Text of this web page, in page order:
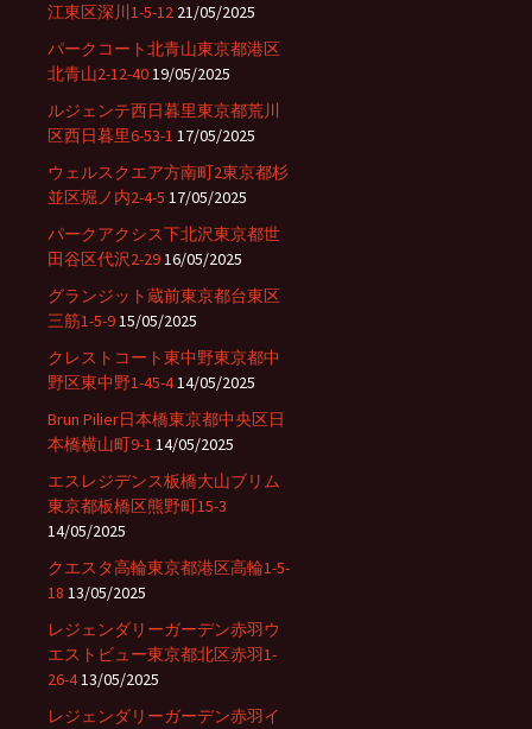
江東区深川1-5-12 21/05/2025
パークコート北青山東京都港区
北青山2-12-4019/05/2025
ルジェンテ西日暮里東京都荒川
区西日暮里6-53-1 17/05/2025
ウェルスクエア方南町2東京都杉
並区堀ノ内2-4-5 17/05/2025
パークアクシス下北沢東京都世
田谷区代沢2-2916/05/2025
グランジット蔵前東京都台東区
三筋1-5-915/05/2025
クレストコート東中野東京都中
野区東中野1-45-414/05/2025
Brun Pilier日本橋東京都中央区日
本橋横山町9-1 14/05/2025
エスレジデンス板橋大山ブリム
東京都板橋区熊野町15-3
14/05/2025
クエスタ高輪東京都港区高輪1-5-
18 13/05/2025
レジェンダリーガーデン赤羽ウ
エストビュー東京都北区赤羽1-
26-413/05/2025
レジェンダリーガーデン赤羽イ